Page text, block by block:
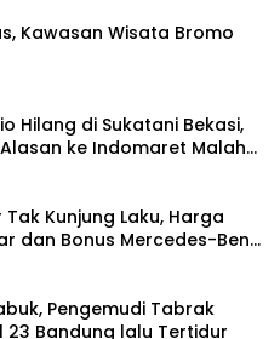
Kawasan Wisata Bromo
Hilang di Sukatani Bekasi,
ke Indomaret Malah
Kunjung Laku, Harga
dan Bonus Mercedes-Benz
Pengemudi Tabrak
23 Bandung lalu Tertidur